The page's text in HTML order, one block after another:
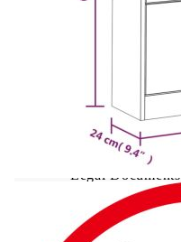
Размери: 63 x
Размери на
Legal
Повече
преобръщането
намеритетук